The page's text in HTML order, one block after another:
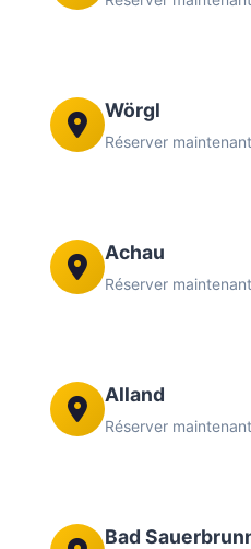
Wörgl
Réserver maintenant
Achau
Réserver maintenant
Alland
Réserver maintenant
Bad